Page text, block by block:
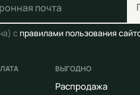
с правилами пользования
ВЫГОДНО
Распродажа